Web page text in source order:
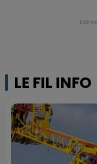
LE FIL INFO